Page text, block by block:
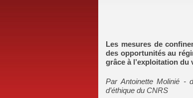
Les mesures de
des opportunités au
grâce à l’exploitation
Par Antoinette Molinié -
d’éthique du CNRS